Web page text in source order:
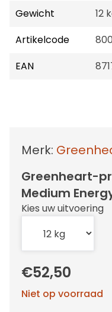
Gewicht
12
Artikelcode
EAN
Merk:
Greenheart-
Medium
Kies uw uitvoering
€52,50
Niet op voorraad